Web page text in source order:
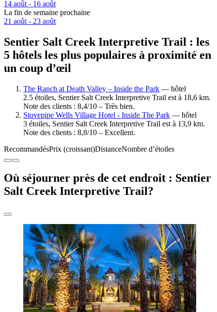
14 août - 16 août
La fin de semaine prochaine
21 août - 23 août
Sentier Salt Creek Interpretive Trail : les
5 hôtels les plus populaires à proximité en
un coup d’œil
The Ranch at Death Valley – Inside the Park — hôtel
2.5 étoiles, Sentier Salt Creek Interpretive Trail est à 18,6 km.
Note des clients : 8,4/10 – Très bien.
Stovepipe Wells Village Hotel - Inside The Park — hôtel
3 étoiles, Sentier Salt Creek Interpretive Trail est à 13,9 km.
Note des clients : 8,8/10 – Excellent.
RecommandésPrix (croissant)DistanceNombre d’étoiles
Où séjourner près de cet endroit : Sentier
Salt Creek Interpretive Trail?